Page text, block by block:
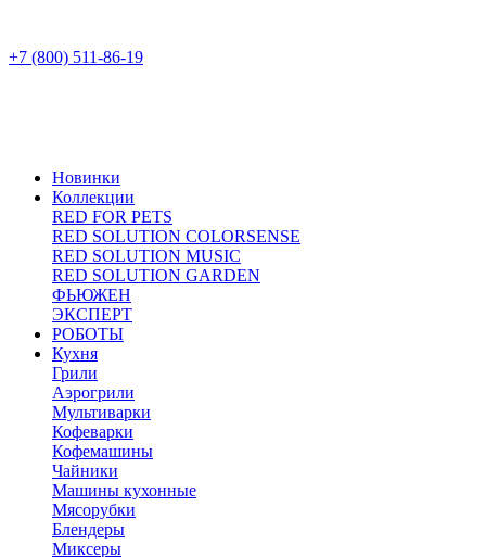
+7 (800) 511-86-19
Новинки
Коллекции
RED FOR PETS
RED SOLUTION COLORSENSE
RED SOLUTION MUSIC
RED SOLUTION GARDEN
ФЬЮЖЕН
ЭКСПЕРТ
РОБОТЫ
Кухня
Грили
Аэрогрили
Мультиварки
Кофеварки
Кофемашины
Чайники
Машины кухонные
Мясорубки
Блендеры
Миксеры